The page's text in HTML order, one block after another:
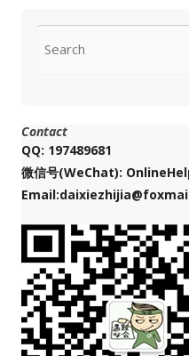
Contact
QQ: 197489681
微信号(WeChat):